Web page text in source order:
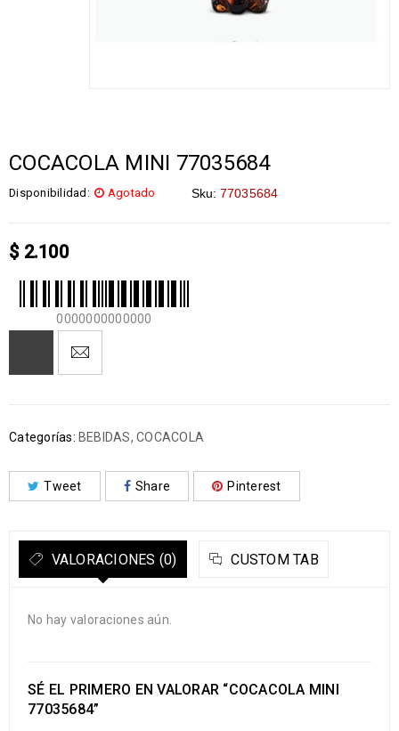
COCACOLA MINI 77035684
Disponibilidad: Agotado Sku: 77035684
$2.100
0000000000000
Categorías: BEBIDAS, COCACOLA
Tweet Share Pinterest
VALORACIONES (0) CUSTOM TAB
No hay valoraciones aún.
SÉ EL PRIMERO EN VALORAR “COCACOLA MINI
77035684”